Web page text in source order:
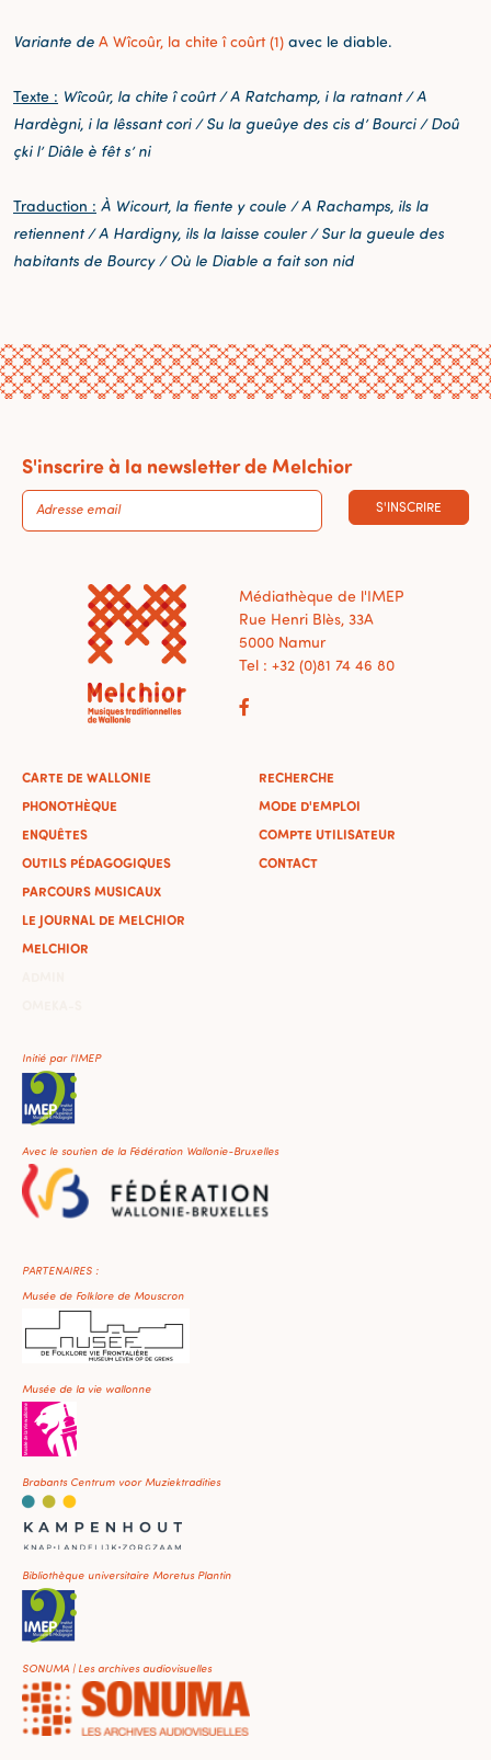
Variante de A Wîcoûr, la chite î coûrt (1) avec le diable.
Texte : Wîcoûr, la chite î coûrt / A Ratchamp, i la ratnant / A
Hardègni, i la lêssant cori / Su la gueûye des cis d’ Bourci / Doû
çki l’ Diâle è fêt s’ ni
Traduction : À Wicourt, la fiente y coule / A Rachamps, ils la
retiennent / A Hardigny, ils la laisse couler / Sur la gueule des
habitants de Bourcy / Où le Diable a fait son nid
S'inscrire à la newsletter de Melchior
S'INSCRIRE
Médiathèque de l'IMEP
Rue Henri Blès, 33A
5000 Namur
Tel : +32 (0)81 74 46 80
CARTE DE WALLONIE
PHONOTHÈQUE
ENQUÊTES
OUTILS PÉDAGOGIQUES
PARCOURS MUSICAUX
LE JOURNAL DE MELCHIOR
MELCHIOR
RECHERCHE
MODE D'EMPLOI
COMPTE UTILISATEUR
CONTACT
Initié par l'IMEP
Avec le soutien de la Fédération Wallonie-Bruxelles
PARTENAIRES :
Musée de Folklore de Mouscron
Musée de la vie wallonne
Brabants Centrum voor Muziektradities
Bibliothèque universitaire Moretus Plantin
SONUMA | Les archives audiovisuelles